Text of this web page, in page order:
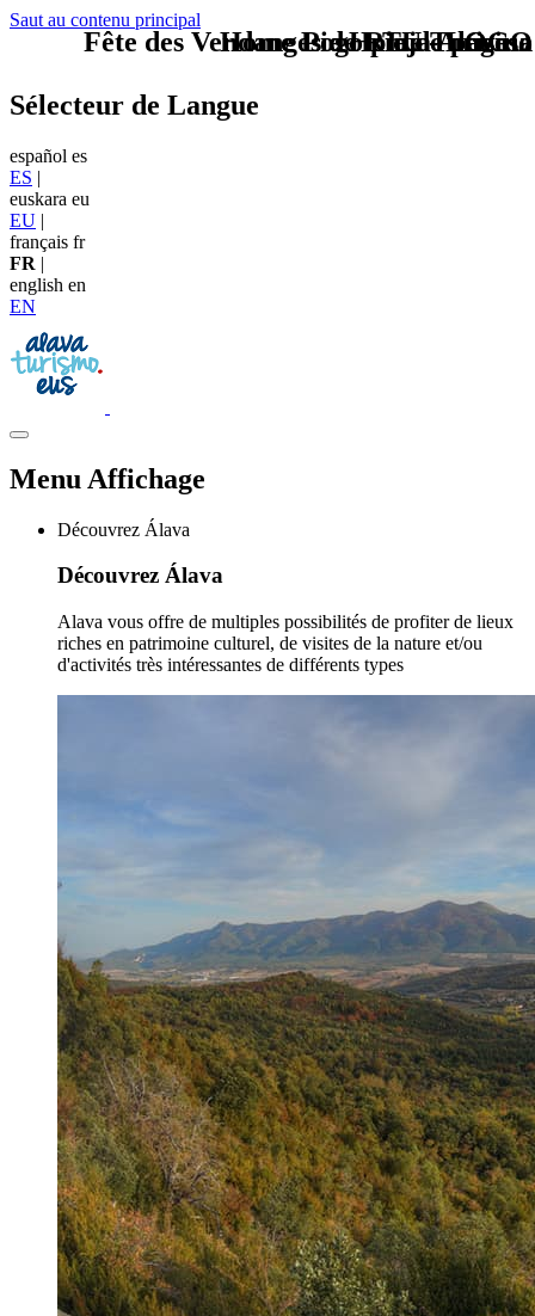
Saut au contenu principal
TU - LOGO
Sélecteur de Langue
español es
ES |
euskara eu
EU |
français fr
FR |
english en
EN
Menu Affichage
Découvrez Álava
Découvrez Álava
Alava vous offre de multiples possibilités de profiter de lieux
riches en patrimoine culturel, de visites de la nature et/ou
d'activités très intéressantes de différents types
Fête des Vendanges de Rioja Alavesa
Home Logo pie de página
Pie Home Turismo